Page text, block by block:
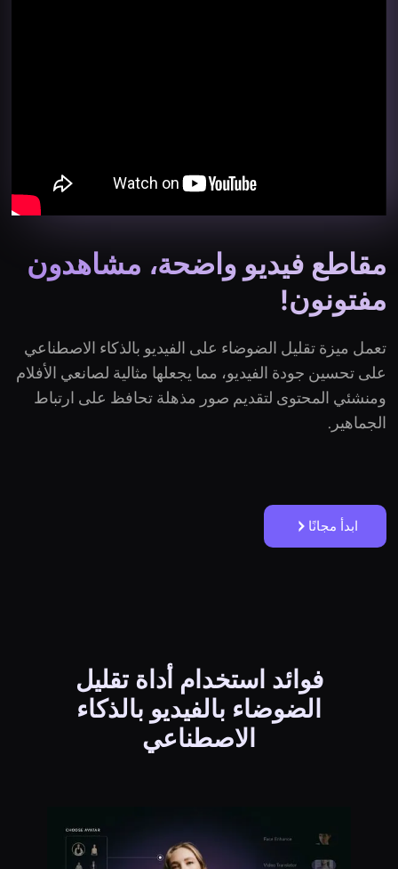
مقاطع فيديو واضحة، مشاهدون
مفتونون!
تعمل ميزة تقليل الضوضاء على الفيديو بالذكاء الاصطناعي
على تحسين جودة الفيديو، مما يجعلها مثالية لصانعي الأفلام
ومنشئي المحتوى لتقديم صور مذهلة تحافظ على ارتباط
الجماهير.
ابدأ مجانًا
فوائد استخدام أداة تقليل
الضوضاء بالفيديو بالذكاء
الاصطناعي